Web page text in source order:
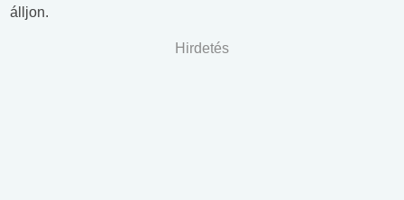
álljon.
Hirdetés